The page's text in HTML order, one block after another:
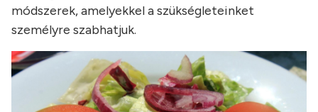
módszerek, amelyekkel a szükségleteinket
személyre szabhatjuk.